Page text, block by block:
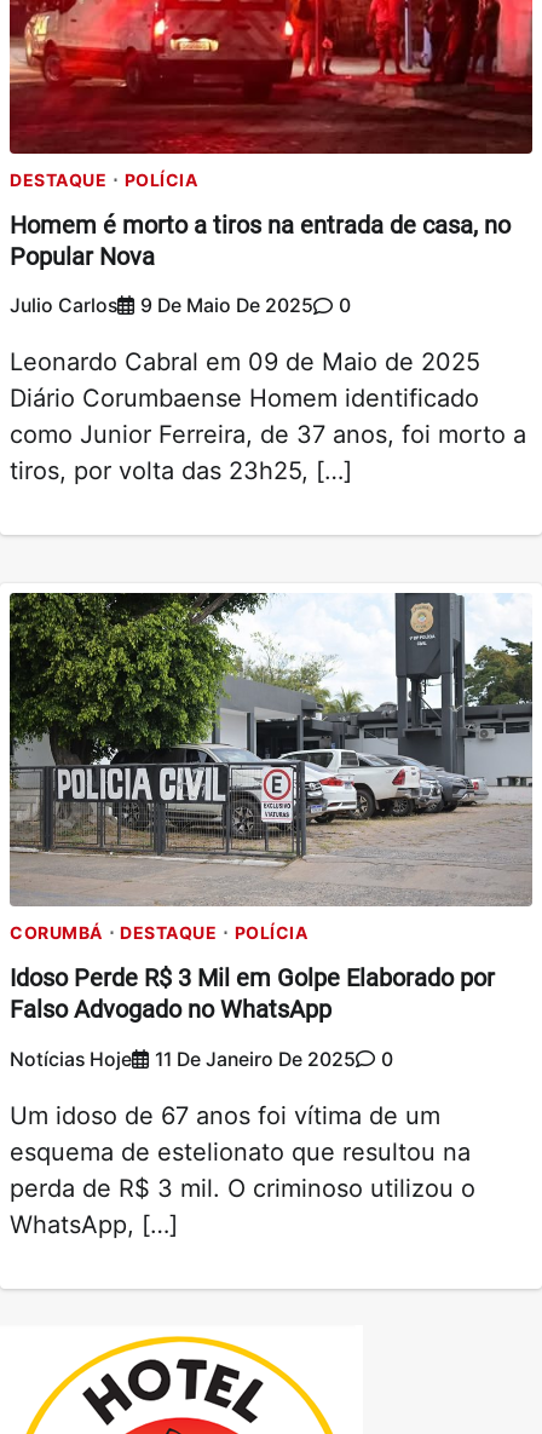
DESTAQUE POLÍCIA
Homem é morto a tiros na entrada de casa, no
Popular Nova
Julio Carlos 9 De Maio De 2025 0
Leonardo Cabral em 09 de Maio de 2025
Diário Corumbaense Homem identificado
como Junior Ferreira, de 37 anos, foi morto a
tiros, por volta das 23h25, […]
CORUMBÁ DESTAQUE POLÍCIA
Idoso Perde R$ 3 Mil em Golpe Elaborado por
Falso Advogado no WhatsApp
Notícias Hoje 11 De Janeiro De 2025 0
Um idoso de 67 anos foi vítima de um
esquema de estelionato que resultou na
perda de R$ 3 mil. O criminoso utilizou o
WhatsApp, […]